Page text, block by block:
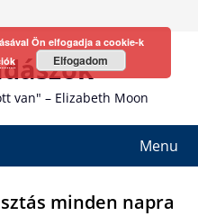
van" – Elizabeth Moon
Menu
minden napra
Ön elfogadja a cookie-k
Elfogadom